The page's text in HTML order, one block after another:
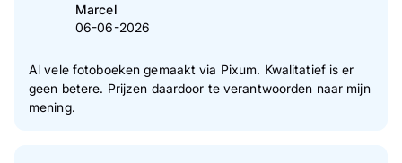
Marcel
06-06-2026
Al vele fotoboeken gemaakt via Pixum. Kwalitatief is er
geen betere. Prijzen daardoor te verantwoorden naar mijn
mening.